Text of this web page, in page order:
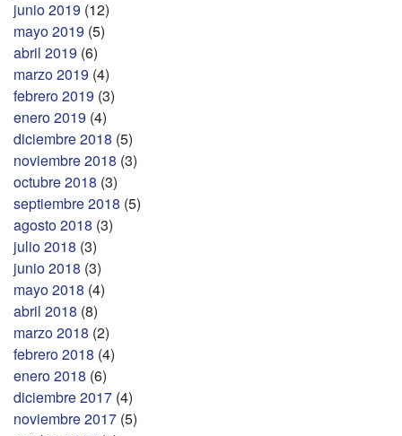
junio 2019 (12)
mayo 2019 (5)
abril 2019 (6)
marzo 2019 (4)
febrero 2019 (3)
enero 2019 (4)
diciembre 2018 (5)
noviembre 2018 (3)
octubre 2018 (3)
septiembre 2018 (5)
agosto 2018 (3)
julio 2018 (3)
junio 2018 (3)
mayo 2018 (4)
abril 2018 (8)
marzo 2018 (2)
febrero 2018 (4)
enero 2018 (6)
diciembre 2017 (4)
noviembre 2017 (5)